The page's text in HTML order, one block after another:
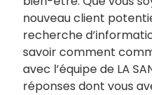
nouveau client
recherche
savoir comment
avec l’équipe de LA
réponses dont vous